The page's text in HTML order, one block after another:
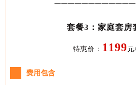
套餐3：家庭套房
特惠价： 1199元
费用包含